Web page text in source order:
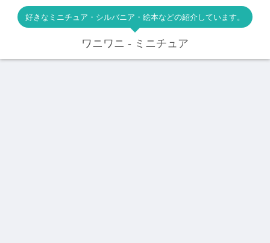
好きなミニチュア・シルバニア・絵本などの紹介しています。
ワニワニ - ミニチュア